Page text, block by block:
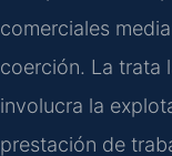
comerciales
coerción. La trata
involucra la
prestación de